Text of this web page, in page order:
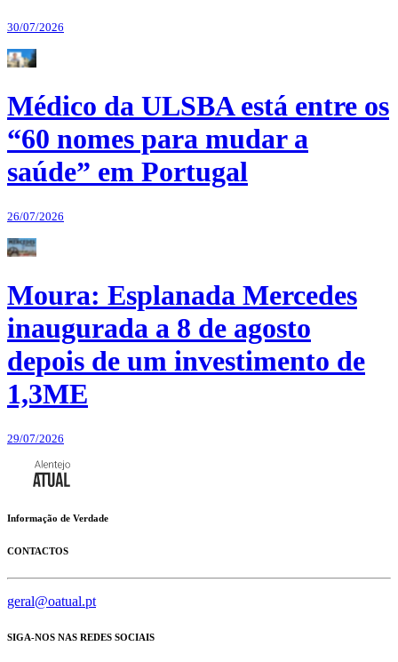
30/07/2026
Médico da ULSBA está entre os
“60 nomes para mudar a
saúde” em Portugal
26/07/2026
Moura: Esplanada Mercedes
inaugurada a 8 de agosto
depois de um investimento de
1,3ME
29/07/2026
Informação de Verdade
CONTACTOS
geral@oatual.pt
SIGA-NOS NAS REDES SOCIAIS